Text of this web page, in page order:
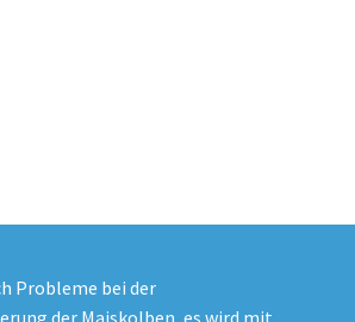
Probleme bei der
der Maiskolben, es wird mit